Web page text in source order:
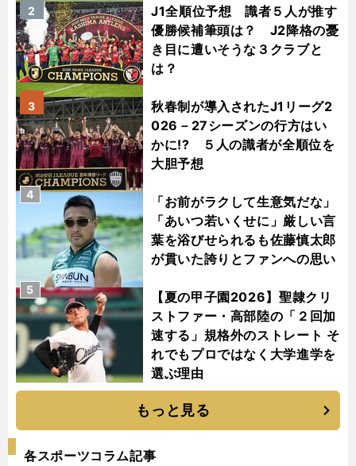
J1全順位予想 識者５人が推す
優勝候補筆頭は？ J2降格の憂
き目に遭いそうな３クラブと
は？
2
秋春制が導入されたJ1リーグ2
026－27シーズンの行方はい
かに!? ５人の識者が全順位を
大胆予想
3
「お前がラクして生意気だな」
「あいつ若いくせに」厳しい言
葉を浴びせられるも佐藤慎太郎
が貫いた誇りとファンへの思い
4
【夏の甲子園2026】聖隷クリ
ストファー・高部陸の「２回加
速する」規格外のストレート そ
れでもプロではなく大学進学を
選ぶ理由
5
もっと見る
各スポーツコラム記事